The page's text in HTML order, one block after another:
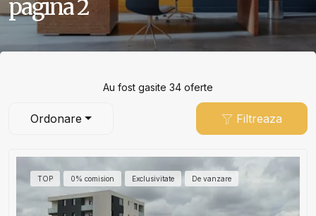
pagina 2
Au fost gasite 34 oferte
Ordonare Filtreaza
TOP 0% comision Exclusivitate De vanzare